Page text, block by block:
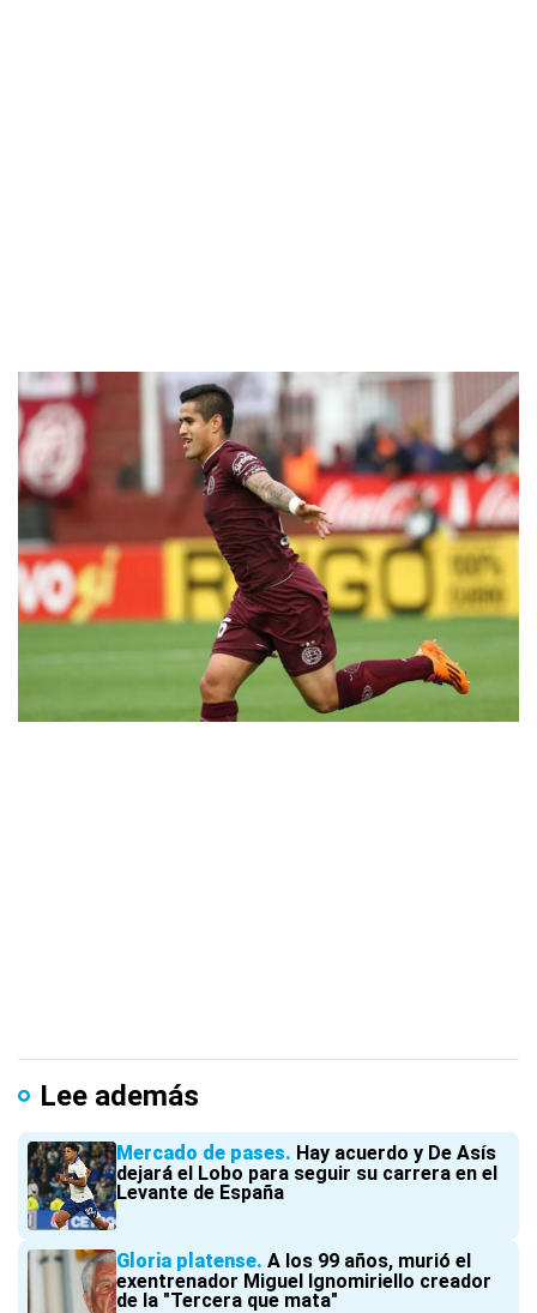
Lee además
Mercado de pases Hay acuerdo y De Asís
dejará el Lobo para seguir su carrera en el
Levante de España
Gloria platense A los 99 años, murió el
exentrenador Miguel Ignomiriello creador
de la "Tercera que mata"